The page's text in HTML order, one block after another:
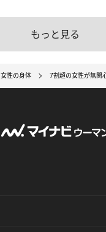
もっと見る
女性の身体 7割超の女性が無